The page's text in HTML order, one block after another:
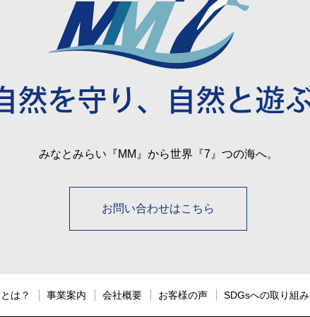
みなとみらい『MM』から世界『7』つの海へ。
お問い合わせはこちら
は？ 事業案内 会社概要 お客様の声 SDGsへの取り組み